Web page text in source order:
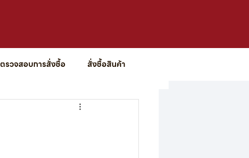
ตรวจสอบการสั่งซื้อ สั่งซื้อสินค้า
ข่าวสาร / กิจกรรม